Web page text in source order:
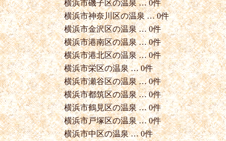
横浜市磯子区の温泉 … 0件
横浜市神奈川区の温泉 … 0件
横浜市金沢区の温泉 … 0件
横浜市港南区の温泉 … 0件
横浜市港北区の温泉 … 0件
横浜市栄区の温泉 … 0件
横浜市瀬谷区の温泉 … 0件
横浜市都筑区の温泉 … 0件
横浜市鶴見区の温泉 … 0件
横浜市戸塚区の温泉 … 0件
横浜市中区の温泉 … 0件